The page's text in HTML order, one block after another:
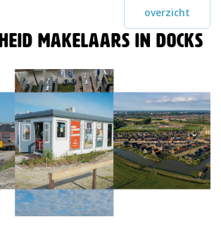
overzicht
makelaars in Docks